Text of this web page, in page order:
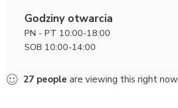
Godziny otwarcia
PN - PT 10:00-18:00
SOB 10:00-14:00
27 people are viewing this right now